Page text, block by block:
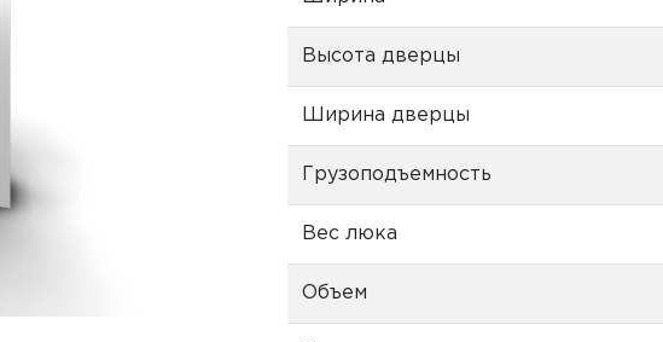
Высота дверцы
Ширина дверцы
Грузоподъемность
Вес люка
Объем